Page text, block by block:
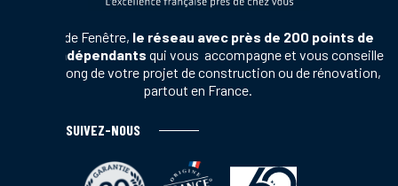
Terres de Fenêtre, le réseau avec près de 200 points de
vente indépendants qui vous accompagne et vous conseille
tout au long de votre projet de construction ou de rénovation,
partout en France.
SUIVEZ-NOUS